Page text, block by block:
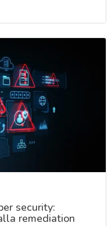
security:
remediation